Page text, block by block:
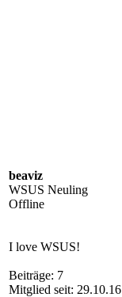
beaviz
WSUS Neuling
Offline
I love WSUS!
Beiträge: 7
Mitglied seit: 29.10.16